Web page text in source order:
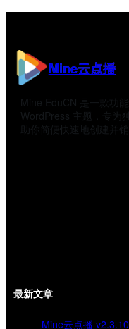
Mine云点播
Mine EduCN 是一款功
WordPress 主题，专为
助你简便快速地创建并
最新文章
Mine云点播 v2.3.10